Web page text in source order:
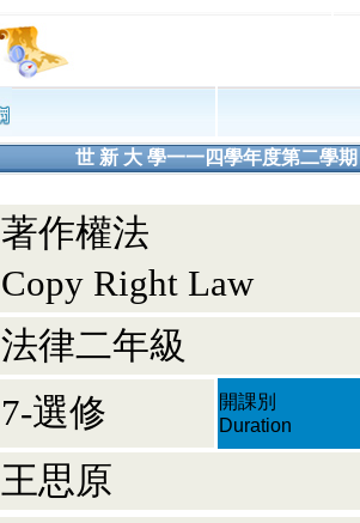
世 新 大 學一一四學年度第二學
著作權法
Copy Right Law
法律二年級
7-選修
開課別
Duration
王思原